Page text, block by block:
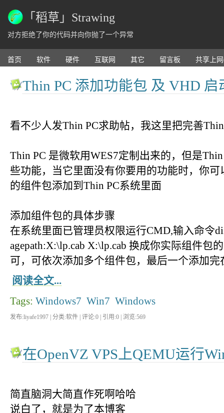
「稻草」Strawing
对方拒绝了你的代码并向你抛了一个异常
首页 软件 硬件 互联网 其它 留言板 共享上
Thin PC 添加功能包 及 VHD 启
看不少人发Thin PC求助帖，我这里把完善
Thin PC 是微软用WES7定制出来的，但是
些功能，当它里面没有你要用的功能时，你
的组件包添加到Thin PC系统里面
添加组件包的具体步骤
在系统里面已管理员权限运行CMD,输入命令
agepath:X:\lp.cab X:\lp.cab 换成你实际组件包
可，可依次添加多个组件包，最后一个添加完
阅读全文...
Tags: Windows7 Win7 Windows
发布:liyafe1997 | 分类:软件 | 评论:0 | 引用:0 | 浏览:569
在OpenVZ VPS上QEMU运行
简直脑洞大简直作死啊哈哈
说白了，就是为了本博客